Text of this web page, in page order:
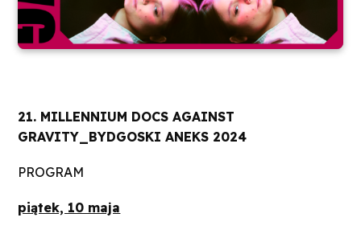
21. MILLENNIUM DOCS AGAINST
GRAVITY_BYDGOSKI ANEKS 2024
PROGRAM
piątek, 10 maja